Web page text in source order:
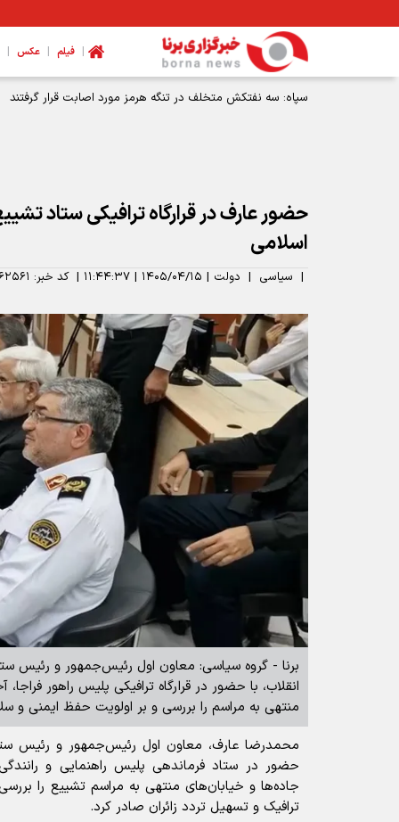
| فیلم | عکس |
سپاه: سه نفتکش متخلف در تنگه هرمز مورد اصابت قرار گرفتند
حضور عارف در قرارگاه ترافیکی ستاد
اسلامی
| سیاسی | دولت | ۱۴۰۵/۰۴/۱۵ | ۱۱:۴۴:۳۷ | کد خبر:
برنا - گروه سیاسی: معاون اول رئیس‌جمهور و رئیس
انقلاب، با حضور در قرارگاه ترافیکی پلیس راهور
منتهی به مراسم را بررسی و بر اولویت حفظ ایمنی و
محمدرضا عارف، معاون اول رئیس‌جمهور و رئیس
حضور در ستاد فرماندهی پلیس راهنمایی و
جاده‌ها و خیابان‌های منتهی به مراسم تشییع را
ترافیک و تسهیل تردد زائران صادر کرد.